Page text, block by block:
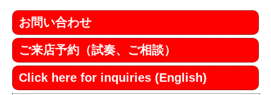
お問い合わせ
ご来店予約（試奏、ご相談）
Click here for inquiries (English)